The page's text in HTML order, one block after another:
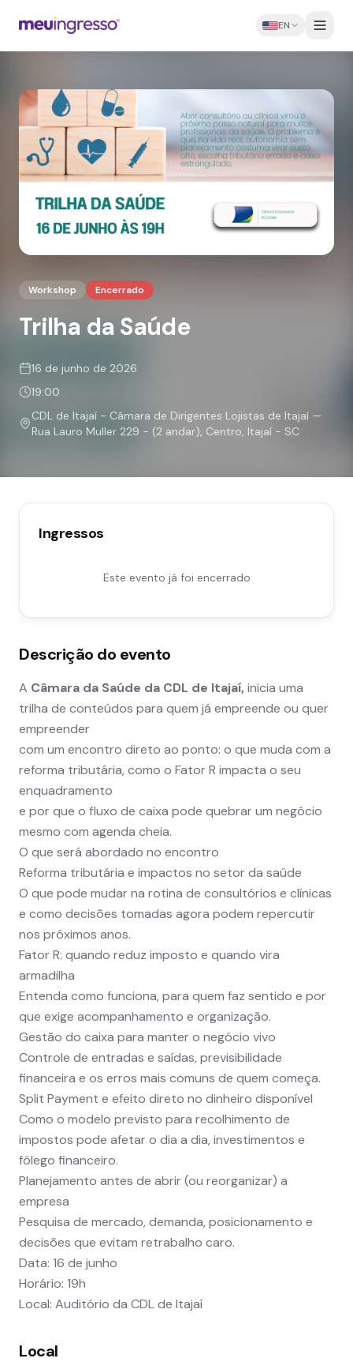
EN
Workshop Encerrado
Trilha da Saúde
16 de junho de 2026
19:00
CDL de Itajaí - Câmara de Dirigentes Lojistas de Itajaí —
Rua Lauro Muller 229 - (2 andar), Centro, Itajaí - SC
Ingressos
Este evento já foi encerrado
Descrição do evento
A Câmara da Saúde da CDL de Itajaí, inicia uma
trilha de conteúdos para quem já empreende ou quer
empreender
com um encontro direto ao ponto: o que muda com a
reforma tributária, como o Fator R impacta o seu
enquadramento
e por que o fluxo de caixa pode quebrar um negócio
mesmo com agenda cheia.
O que será abordado no encontro
Reforma tributária e impactos no setor da saúde
O que pode mudar na rotina de consultórios e clínicas
e como decisões tomadas agora podem repercutir
nos próximos anos.
Fator R: quando reduz imposto e quando vira
armadilha
Entenda como funciona, para quem faz sentido e por
que exige acompanhamento e organização.
Gestão do caixa para manter o negócio vivo
Controle de entradas e saídas, previsibilidade
financeira e os erros mais comuns de quem começa.
Split Payment e efeito direto no dinheiro disponível
Como o modelo previsto para recolhimento de
impostos pode afetar o dia a dia, investimentos e
fôlego financeiro.
Planejamento antes de abrir (ou reorganizar) a
empresa
Pesquisa de mercado, demanda, posicionamento e
decisões que evitam retrabalho caro.
Data: 16 de junho
Horário: 19h
Local: Auditório da CDL de Itajaí
Local